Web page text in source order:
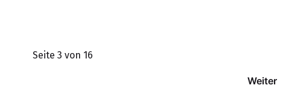
Seite 3 von 16
Weiter